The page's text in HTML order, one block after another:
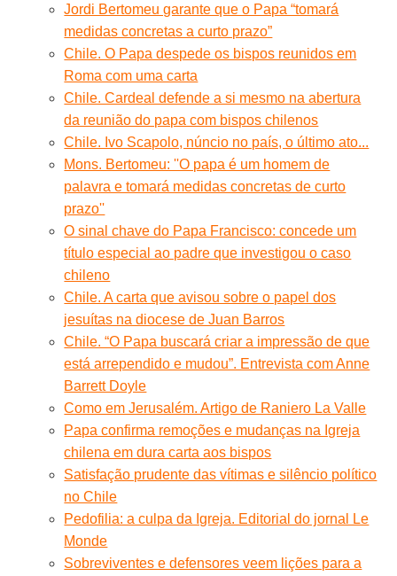
Jordi Bertomeu garante que o Papa “tomará
medidas concretas a curto prazo”
Chile. O Papa despede os bispos reunidos em
Roma com uma carta
Chile. Cardeal defende a si mesmo na abertura
da reunião do papa com bispos chilenos
Chile. Ivo Scapolo, núncio no país, o último ato...
Mons. Bertomeu: ''O papa é um homem de
palavra e tomará medidas concretas de curto
prazo''
O sinal chave do Papa Francisco: concede um
título especial ao padre que investigou o caso
chileno
Chile. A carta que avisou sobre o papel dos
jesuítas na diocese de Juan Barros
Chile. “O Papa buscará criar a impressão de que
está arrependido e mudou”. Entrevista com Anne
Barrett Doyle
Como em Jerusalém. Artigo de Raniero La Valle
Papa confirma remoções e mudanças na Igreja
chilena em dura carta aos bispos
Satisfação prudente das vítimas e silêncio político
no Chile
Pedofilia: a culpa da Igreja. Editorial do jornal Le
Monde
Sobreviventes e defensores veem lições para a